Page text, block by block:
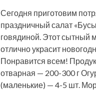
Сегодня приготовим
праздничный салат
говядиной. Этот сытный
отлично украсит
Понравится всем!
отварная — 200-300 г
(маленькие) — 4-5 шт.